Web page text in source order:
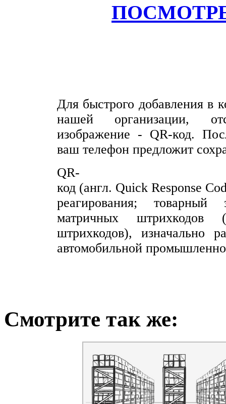
Для быстрого добавления в
нашей организации,
изображение - QR-код.
ваш телефон предложит
QR-
код (англ. Quick Response
реагирования;
матричных штрихкодов
штрихкодов), изначально
автомобильной
Смотрите так же: